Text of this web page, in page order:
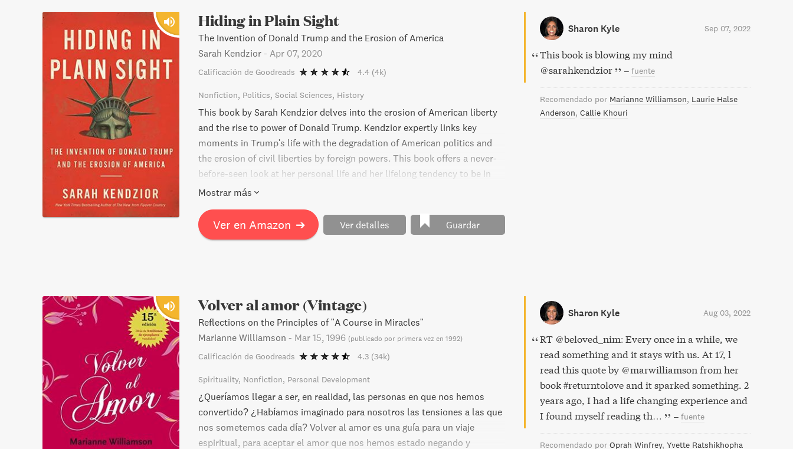
Hiding in Plain Sight
The Invention of Donald Trump and the Erosion of America
Sarah Kendzior - Apr 07, 2020
Calificación de Goodreads 4.4 (4k)
Nonfiction Politics Social Sciences History
This book by Sarah Kendzior delves into the erosion of American liberty
and the rise to power of Donald Trump. Kendzior expertly links key
moments in Trump's life with the degradation of American politics and
the erosion of civil liberties by foreign powers. This book offers a never-
before-seen look at her personal life and her lifelong tendency to be in
the wrong place at the wrong time. Hiding in Plain Sight is a necessary
burgeoning autocratic United States that have been hiding in plain sight
for decades.
Mostrar más
Ver en Amazon ➔ Ver detalles Guardar
Sharon Kyle Sep 07, 2022
This book is blowing my mind
@sarahkendzior
– fuente
Recomendado por Marianne Williamson Laurie Halse
Anderson Callie Khouri
Volver al amor (Vintage)
Reflections on the Principles of "A Course in Miracles"
Marianne Williamson - Mar 15, 1996 (publicado por primera vez en 1992)
Calificación de Goodreads 4.3 (34k)
Spirituality Nonfiction Personal Development
¿Queríamos llegar a ser, en realidad, las personas en que nos hemos
convertido? ¿Habíamos imaginado para nosotros las tensiones a las que
nos sometemos cada día? Volver al amor es una guía para un viaje
espiritual, para aceptar el amor que nos hemos estado negando y
Sharon Kyle Aug 03, 2022
RT @beloved_nim: Every once in a while, we
read something and it stays with us. At 17, l
read this quote by @marwilliamson from her
book #returntolove and it sparked something. 2
years ago, I had a life changing experience and
I found myself reading th…
– fuente
Recomendado por Oprah Winfrey Yvette Ratshikhopha